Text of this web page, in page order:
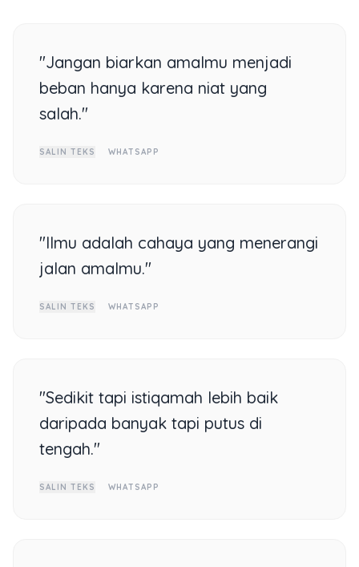
"Jangan biarkan amalmu menjadi
beban hanya karena niat yang
salah."
SALIN TEKS WHATSAPP
"Ilmu adalah cahaya yang menerangi
jalan amalmu."
SALIN TEKS WHATSAPP
"Sedikit tapi istiqamah lebih baik
daripada banyak tapi putus di
tengah."
SALIN TEKS WHATSAPP